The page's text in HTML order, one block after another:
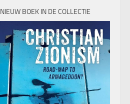
NIEUW BOEK IN DE COLLECTIE